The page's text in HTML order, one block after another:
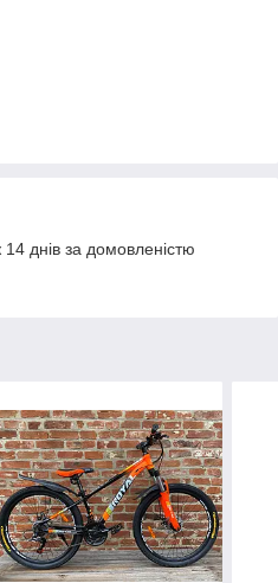
днів за домовленістю